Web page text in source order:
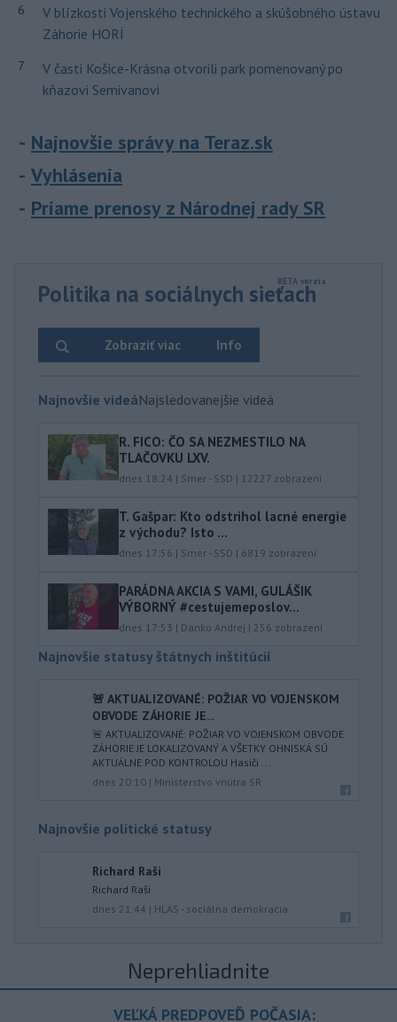
6
V blízkosti Vojenského technického a skúšobného ústavu
Záhorie HORÍ
7
V časti Košice-Krásna otvorili park pomenovaný po
kňazovi Semivanovi
Najnovšie správy na Teraz.sk
Vyhlásenia
Priame prenosy z Národnej rady SR
Politika na sociálnych sieťach
Info
Zobraziť viac
Najnovšie videáNajsledovanejšie videá
R. FICO: ČO SA NEZMESTILO NA
TLAČOVKU LXV.
dnes 18:24 | Smer - SSD | 12227 zobrazení
T. Gašpar: Kto odstrihol lacné energie
z východu? Isto ...
dnes 17:56 | Smer - SSD | 6819 zobrazení
PARÁDNA AKCIA S VAMI, GULÁŠIK
VÝBORNÝ #cestujemeposlov...
dnes 17:53 | Danko Andrej | 256 zobrazení
Najnovšie statusy štátnych inštitúcií
🚨 AKTUALIZOVANÉ: POŽIAR VO VOJENSKOM
OBVODE ZÁHORIE JE...
🚨 AKTUALIZOVANÉ: POŽIAR VO VOJENSKOM OBVODE
ZÁHORIE JE LOKALIZOVANÝ A VŠETKY OHNISKÁ SÚ
AKTUÁLNE POD KONTROLOU Hasiči ...
dnes 20:10 | Ministerstvo vnútra SR
Najnovšie politické statusy
Richard Raši
Richard Raši
dnes 21:44 | HLAS - sociálna demokracia
Neprehliadnite
VEĽKÁ PREDPOVEĎ POČASIA: